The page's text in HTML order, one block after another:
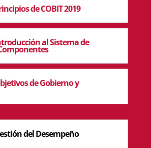
de COBIT 2019
al Sistema de
de Gobierno y
del Desempeño